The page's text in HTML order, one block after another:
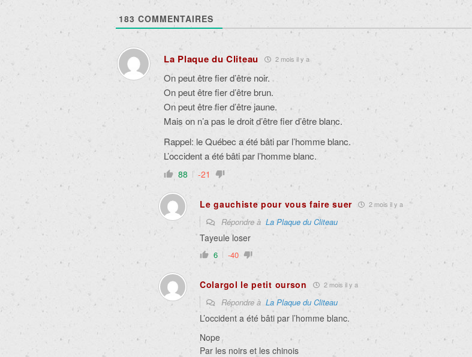
183 COMMENTAIRES
La Plaque du Cliteau 2 mois il y a
On peut être fier d’être noir.
On peut être fier d’être brun.
On peut être fier d’être jaune.
Mais on n’a pas le droit d’être fier d’être blanc.
Rappel: le Québec a été bâti par l’homme blanc.
L’occident a été bâti par l’homme blanc.
88 -21
Le gauchiste pour vous faire suer 2 mois il y a
Répondre à La Plaque du Cliteau
Tayeule loser
6 -40
Colargol le petit ourson 2 mois il y a
Répondre à La Plaque du Cliteau
L’occident a été bâti par l’homme blanc.
Nope
Par les noirs et les chinois